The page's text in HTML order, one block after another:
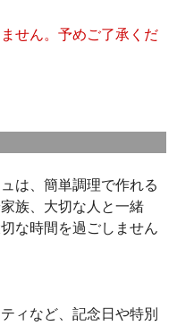
せん。予めご了承くだ
は、簡単調理で作れる
族、大切な人と一緒
な時間を過ごしません
ィなど、記念日や特別